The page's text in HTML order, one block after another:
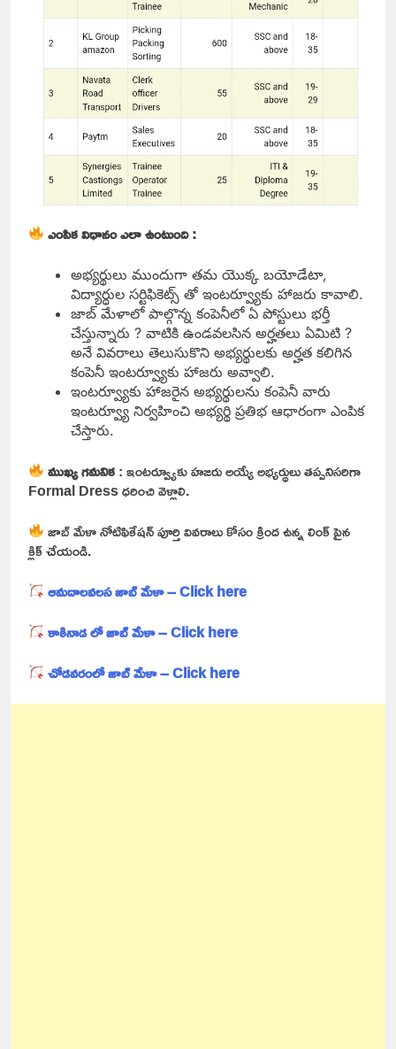
ఎంపిక విధానం ఎలా ఉంటుంది :
అభ్యర్థులు ముందుగా తమ యొక్క బయోడేటా,
విద్యార్ధుల సర్టిఫికెట్స్ తో ఇంటర్వ్యూకు హాజరు కావాలి.
జాబ్ మేళాలో పాల్గొన్న కంపెనీలో ఏ పోస్టులు భర్తీ
చేస్తున్నారు ? వాటికి ఉండవలసిన అర్హతలు ఏమిటి ?
అనే వివరాలు తెలుసుకొని అభ్యర్థులకు అర్హత కలిగిన
కంపెనీ ఇంటర్వ్యూకు హాజరు అవ్వాలి.
ఇంటర్వ్యూకు హాజరైన అభ్యర్థులను కంపెనీ వారు
ఇంటర్వ్యూ నిర్వహించి అభ్యర్థి ప్రతిభ ఆధారంగా ఎంపిక
చేస్తారు.
ముఖ్య గమనిక: ఇంటర్వ్యూకు హజరు అయ్యే అభ్యర్థులు తప్పనిసరిగా
Formal Dress ధరించి వెళ్లాలి.
జాబ్ మేళా నోటిఫికేషన్ పూర్తి వివరాలు కోసం క్రింద ఉన్న లింక్ పైన
క్లిక్ చేయండి.
ఆమదాలవలస జాబ్ మేళా – Click here
కాకినాడ లో జాబ్ మేళా – Click here
చోడవరంలో జాబ్ మేళా – Click here